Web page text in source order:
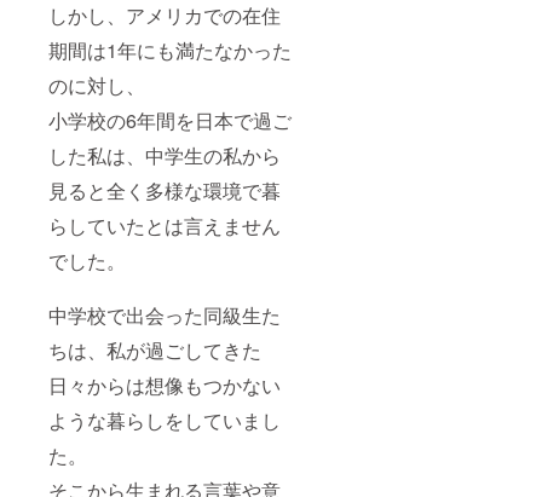
しかし、アメリカでの在住
期間は1年にも満たなかった
のに対し、
小学校の6年間を日本で過ご
した私は、中学生の私から
見ると全く多様な環境で暮
らしていたとは言えません
でした。
中学校で出会った同級生た
ちは、私が過ごしてきた
日々からは想像もつかない
ような暮らしをしていまし
た。
そこから生まれる言葉や意